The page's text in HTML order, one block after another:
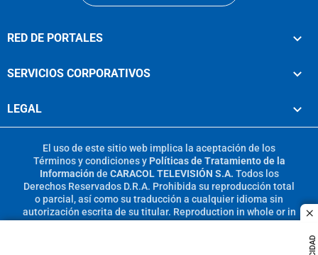
RED DE PORTALES
SERVICIOS CORPORATIVOS
LEGAL
El uso de este sitio web implica la aceptación de los
Términos y condicionesy Políticas de Tratamiento de la
Información de CARACOL TELEVISIÓN S.A. Todos los
Derechos Reservados D.R.A. Prohibida su reproducción total
o parcial, así como su traducción a cualquier idioma sin
autorización escrita de su titular. Reproduction in whole or in